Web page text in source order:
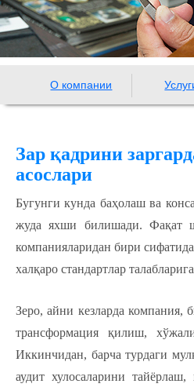
О компании
Зар қадрини
асослари
Бугунги кунда баҳолаш ва
жуда яхши билишади. Фақат
компанияларидан бири
халқаро стандартлар
Зеро, айни кезларда компания,
трансформация қилиш,
Иккинчидан, барча турдаги
аудит хулосаларини